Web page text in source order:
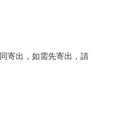
寄出，如需先寄出，請